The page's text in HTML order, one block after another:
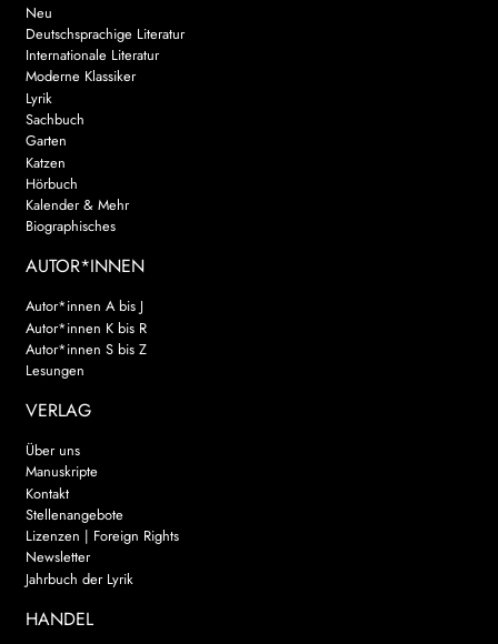
Neu
Deutschsprachige Literatur
Internationale Literatur
Moderne Klassiker
Lyrik
Sachbuch
Garten
Katzen
Hörbuch
Kalender & Mehr
Biographisches
AUTOR*INNEN
Autor*innen A bis J
Autor*innen K bis R
Autor*innen S bis Z
Lesungen
VERLAG
Über uns
Manuskripte
Kontakt
Stellenangebote
Lizenzen | Foreign Rights
Newsletter
Jahrbuch der Lyrik
HANDEL